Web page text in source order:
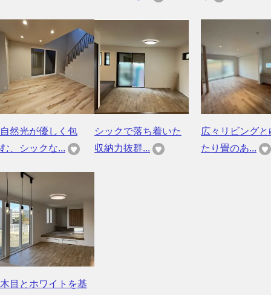
自然光が優しく包
む、シックな...
シックで落ち着いた
収納力抜群...
広々リビングと
たり畳のあ...
木目とホワイトを基